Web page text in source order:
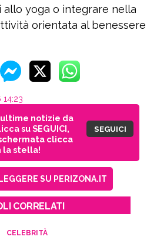
allo yoga o integrare nella
orientata al benessere
notizie da
su SEGUICI,
clicca
la stella!
SEGUICI
SU PERIZONA.IT
CORRELATI
CELEBRITÀ